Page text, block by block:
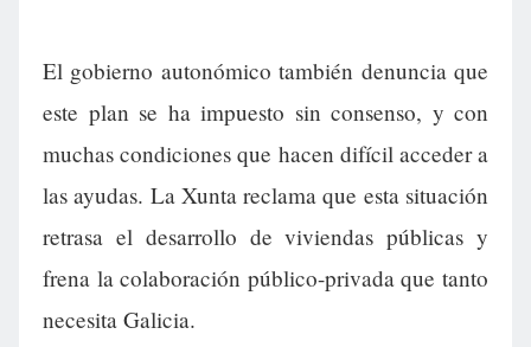
El gobierno autonómico también denuncia que
este plan se ha impuesto sin consenso, y con
muchas condiciones que hacen difícil acceder a
las ayudas. La Xunta reclama que esta situación
retrasa el desarrollo de viviendas públicas y
frena la colaboración público-privada que tanto
necesita Galicia.